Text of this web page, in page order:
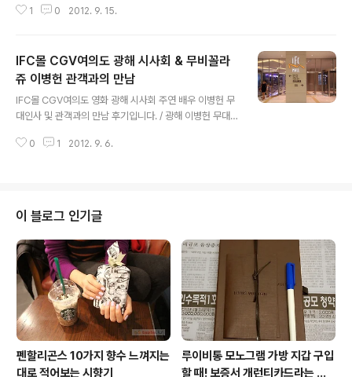
믿어주면 귀하의 하류 인생의 삶을 타개해 주겠다는 천박
V여의도, IFC몰 입점 맛집 레스토랑 목록 IFC몰 입점 매장
른 공간적 특징이 있습니다. CGV여의도는 건물에 두개 층
이상으로 곳곳에 분산되어 있지 않으며, 단일 평면에 넓고
긴 거리로 설계되어 있어서 영화관 시설 이용을 위해서 오
르락 내리락 할 필요 없는, 지상의 공간 정서를 느낄 수 있
는 영화 멀티플렉스입니다. 음향적 특징으로는, 9개 관 모
두에 3D 사운드 시스템이 장착되어 있으며, 특히 스크린..
1 0 2012. 9. 15.
IFC몰 CGV여의도 광해 시사회 & 무비꼴라
쥬 이병헌 관객과의 만남
IFC몰 CGV여의도 영화 광해 시사회 주연 배우 이병헌 무
대인사 및 관객과의 만남 후기입니다. / 광해 이병헌 무대인
일제면소, 투썸플러스커피, 더 스테이크 하우스 2012년 9
러스'는 CJ에서 IFC몰에 입점한 CJ브랜드 소개를 위해 초
청한 블로거들과 국내외 이병헌 팬클럽 회원들 대상의 시
사회 후에 진행되었습니다. IFC몰은 지하철5호선 여의도
역 3번출구에서 무빙워크로 이어집니다. IFC는 3개 층으
로 입체적 설계가 되어 있는 복합 쇼핑몰. 국내외 다양한 패
션브랜드들과..
0 1 2012. 9. 6.
이 블로그 인기글
펜할리곤스 10가지 향수 느껴지는
대로 적어보는 시향기
루이비통 모노그램 가방 지갑 구입
할 때! 보증서 개런티카드라는 것